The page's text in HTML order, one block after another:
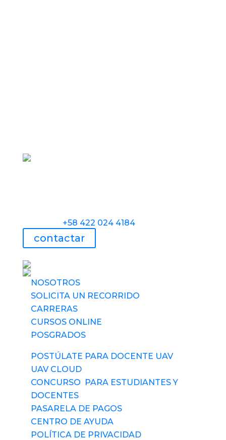
+58 422 024 4184
contactar
NOSOTROS
SOLICITA UN RECORRIDO
CARRERAS
CURSOS ONLINE
POSGRADOS
POSTÚLATE PARA DOCENTE UAV
UAV CLOUD
CONCURSO PARA ESTUDIANTES Y
DOCENTES
PASARELA DE PAGOS
CENTRO DE AYUDA
POLÍTICA DE PRIVACIDAD